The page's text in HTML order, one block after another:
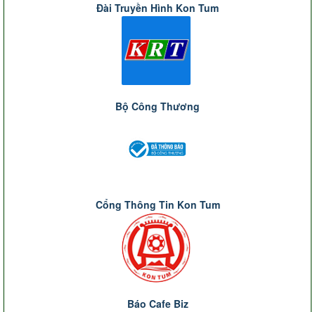
Đài Truyền Hình Kon Tum
Bộ Công Thương
Cổng Thông Tin Kon Tum
Báo Cafe Biz